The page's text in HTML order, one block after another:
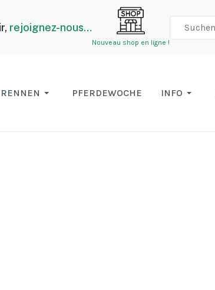
rejoignez-nous…
Nouveau shop en ligne !
RENNEN PFERDEWOCHE INFO